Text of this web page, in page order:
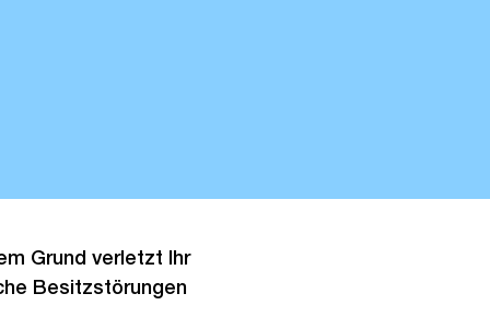
Grund verletzt Ihr
Besitzstörungen